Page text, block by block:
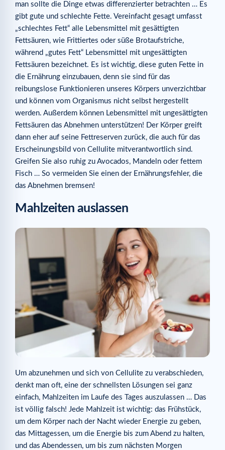
man sollte die Dinge etwas differenzierter betrachten … Es
gibt gute und schlechte Fette. Vereinfacht gesagt umfasst
„schlechtes Fett“ alle Lebensmittel mit gesättigten
Fettsäuren, wie Frittiertes oder süße Brotaufstriche,
während „gutes Fett“ Lebensmittel mit ungesättigten
Fettsäuren bezeichnet. Es ist wichtig, diese guten Fette in
die Ernährung einzubauen, denn sie sind für das
reibungslose Funktionieren unseres Körpers unverzichtbar
und können vom Organismus nicht selbst hergestellt
werden. Außerdem können Lebensmittel mit ungesättigten
Fettsäuren das Abnehmen unterstützen! Der Körper greift
dann eher auf seine Fettreserven zurück, die auch für das
Erscheinungsbild von Cellulite mitverantwortlich sind.
Greifen Sie also ruhig zu Avocados, Mandeln oder fettem
Fisch … So vermeiden Sie einen der Ernährungsfehler, die
das Abnehmen bremsen!
Mahlzeiten auslassen
Um abzunehmen und sich von Cellulite zu verabschieden,
denkt man oft, eine der schnellsten Lösungen sei ganz
einfach, Mahlzeiten im Laufe des Tages auszulassen … Das
ist völlig falsch! Jede Mahlzeit ist wichtig: das Frühstück,
um dem Körper nach der Nacht wieder Energie zu geben,
das Mittagessen, um die Energie bis zum Abend zu halten,
und das Abendessen, um bis zum nächsten Morgen